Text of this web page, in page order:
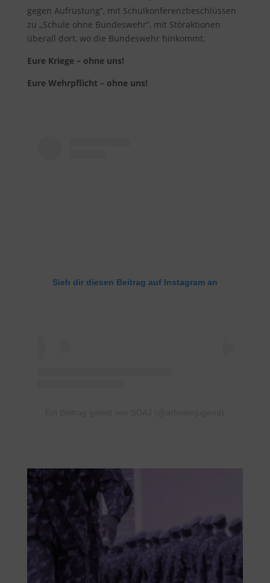
gegen Aufrüstung“, mit Schulkonferenzbeschlüssen
zu „Schule ohne Bundeswehr“, mit Störaktionen
überall dort, wo die Bundeswehr hinkommt.
Eure Kriege – ohne uns!
Eure Wehrpflicht – ohne uns!
Sieh dir diesen Beitrag auf Instagram an